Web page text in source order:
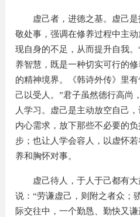
虚己者，进德之基。虚己
敬处事，强调在修养过程中主
现自身的不足，从而提升自我
养智慧，既是一种切实可行的
的精神境界。《韩诗外传》里
己以受人。”君子虽然德行高尚
人学习。虚己是主动放空自己
内心需求，放下那些不必要的
步；也让人学会容人，以虚怀
养和胸怀对事。
虚己待人，于人于己都有
说：“劳谦虚己，则附之者众；
际交往中，一个勤恳、勤快又